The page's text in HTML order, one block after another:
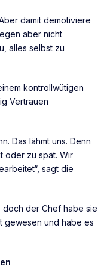
damit demotiviere
aber nicht
alles selbst zu
kontrollwütigen
Vertrauen
Das lähmt uns. Denn
oder zu spät. Wir
sagt die
doch der Chef habe sie
gewesen und habe es